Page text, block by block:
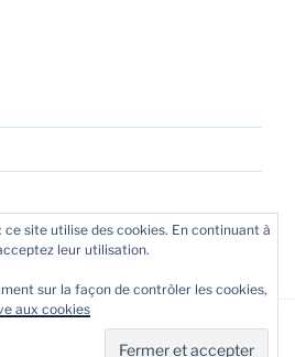
site utilise des cookies. En continuant à
leur utilisation.
sur la façon de contrôler les cookies,
aux cookies